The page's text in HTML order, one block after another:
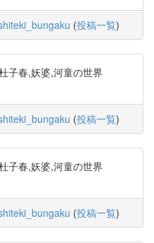
(投稿一覧)
子春,妖婆,河童の世界
(投稿一覧)
子春,妖婆,河童の世界
(投稿一覧)